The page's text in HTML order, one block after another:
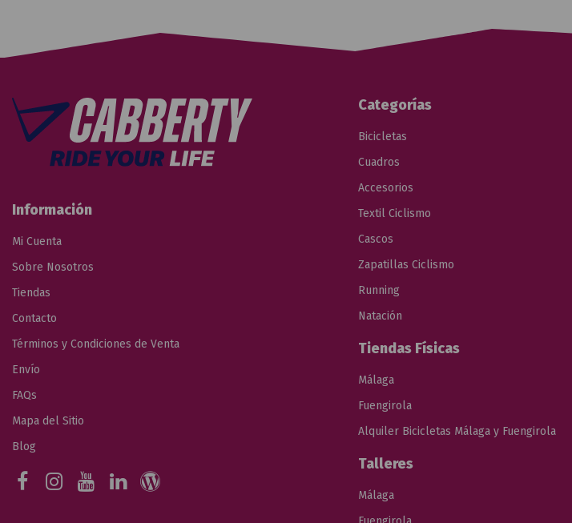
Información
Mi Cuenta
Sobre Nosotros
Tiendas
Contacto
Términos y Condiciones de Venta
Envío
FAQs
Mapa del Sitio
Blog
Categorías
Bicicletas
Cuadros
Accesorios
Textil Ciclismo
Cascos
Zapatillas Ciclismo
Running
Natación
Tiendas Físicas
Málaga
Fuengirola
Alquiler Bicicletas Málaga y Fuengirola
Talleres
Málaga